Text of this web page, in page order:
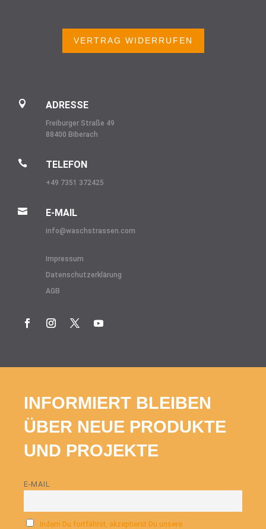
VERTRAG WIDERRUFEN
 ADRESSE
Freiburger Straße 49
88400 Biberach
 TELEFON
+49 7351 372425
 E-MAIL
info@waschstrassen.com
Impressum
Datenschutzerklärung
AGB
INFORMIERT BLEIBEN
ÜBER NEUE PRODUKTE
UND PROJEKTE
E-MAIL
Indem Du fortfährst, akzeptierst Du unsere